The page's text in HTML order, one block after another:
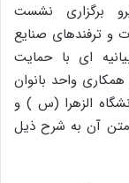
برگزاری نشست
و ترفندهای صنایع
ای با حمایت
واحد بانوان
الزهرا (س ) و
آن به شرح ذیل